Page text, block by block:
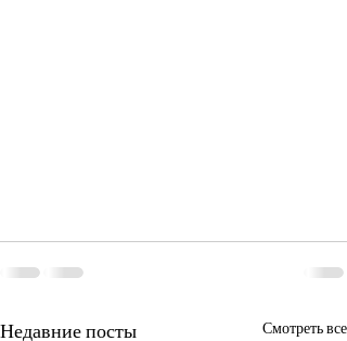
Недавние посты Смотреть все